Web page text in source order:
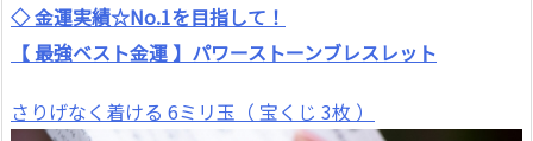
◇ 金運実績☆No.1を目指して！
【 最強ベスト金運 】パワーストーンブレスレット
さりげなく着ける 6ミリ玉（ 宝くじ 3枚 ）